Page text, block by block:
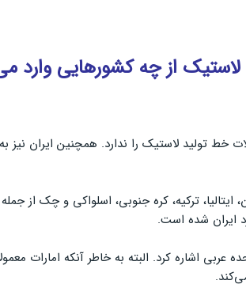
از چه کشورهایی وارد
خط تولید لاستیک را ندارد. همچنین ایران
ایتالیا، ترکیه، کره جنوبی، اسلواکی و چک
ایران شده است.
عربی اشاره کرد. البته به خاطر آنکه امارات